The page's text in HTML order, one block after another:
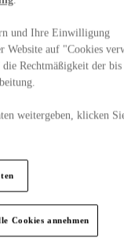
und Ihre Einwilligung
Website auf "Cookies
Rechtmäßigkeit der bis
weitergeben, klicken
Cookies annehmen